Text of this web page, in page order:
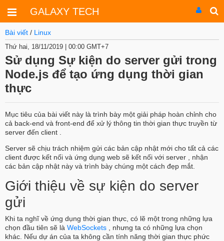
GALAXY TECH
Bài viết / Linux
Thứ hai, 18/11/2019 | 00:00 GMT+7
Sử dụng Sự kiện do server gửi trong
Node.js để tạo ứng dụng thời gian
thực
Mục tiêu của bài viết này là trình bày một giải pháp hoàn chỉnh cho
cả back-end và front-end để xử lý thông tin thời gian thực truyền từ
server đến client .
Server sẽ chịu trách nhiệm gửi các bản cập nhật mới cho tất cả các
client được kết nối và ứng dụng web sẽ kết nối với server , nhận
các bản cập nhật này và trình bày chúng một cách đẹp mắt.
Giới thiệu về sự kiện do server
gửi
Khi ta nghĩ về ứng dụng thời gian thực, có lẽ một trong những lựa
chọn đầu tiên sẽ là WebSockets , nhưng ta có những lựa chọn
khác. Nếu dự án của ta không cần tính năng thời gian thực phức